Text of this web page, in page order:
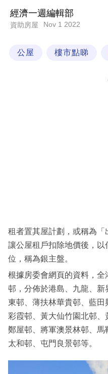
業
科
區
經濟一週編輯部
資助房屋 Nov 1 2022
公屋 樓市點睇
租者置其屋計劃，或稱為
讓公屋租戶扣除地價後，
位，稱為銀主盤。
根據房委會網頁的資料，
邨，分佈於港島、九龍、新
東邨、薄扶林華貴邨、藍
彩霞邨、黃大仙竹園北邨
鄭屋邨、將軍澳景林邨、
太和邨、屯門良景邨等。